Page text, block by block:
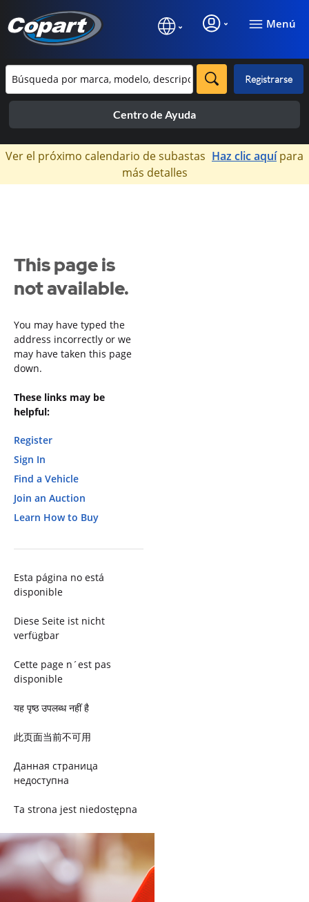
Menú
Registrarse
Centro de Ayuda
×
Ver el próximo calendario de subastas Haz clic aquípara
más detalles
This page is
not available.
You may have typed the
address incorrectly or we
may have taken this page
down.
These links may be
helpful:
Register
Sign In
Find a Vehicle
Join an Auction
Learn How to Buy
Esta página no está
disponible
Diese Seite ist nicht
verfügbar
Cette page n´est pas
disponible
यह पृष्ठ उपलब्ध नहीं है
此页面当前不可用
Данная страница
недоступна
Ta strona jest niedostępna
Trang này không có
Esta página não está
disponível